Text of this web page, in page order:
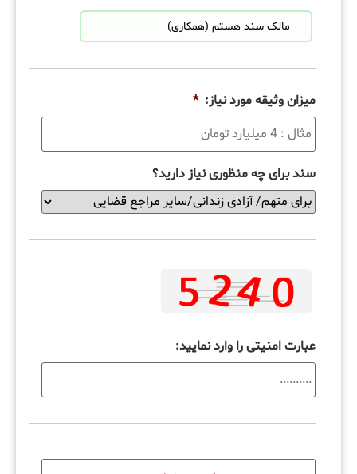
مالک سند هستم (همکاری)
میزان وثیقه مورد نیاز: *
سند برای چه منظوری نیاز دارید؟
عبارت امنیتی را وارد نمایید: